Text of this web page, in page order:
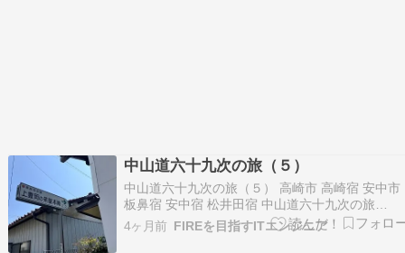
中山道六十九次の旅（５）
中山道六十九次の旅（５） 高崎市 高崎宿 安中市
板鼻宿 安中宿 松井田宿 中山道六十九次の旅
（５） 高崎市 高崎宿 この日はJR横川駅までを目
標に歩こうと決めてました。 茶屋本舗なるものが
4ヶ月前 FIREを目指すITエンジニア